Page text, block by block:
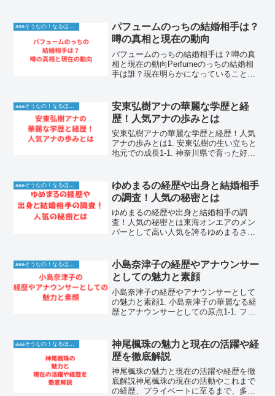
督・佐藤龍雄さん。彼の作品が持つ独特
の世界観や、キャラクタ...
aaaそうなの！なるほど！情報
パフュームのっちの結婚相手は？
噂の真相と現在の動向
パフュームのっちの結婚相手は？噂の真
相と現在の動向Perfumeのっちの結婚相
手は誰？現在明らかになっていること世
一線で活躍してきた「のっち」こと大本
彩乃さん。グ...
安東弘樹アナの華麗な学歴と経
歴！人気アナの歩みとは
安東弘樹アナの華麗な学歴と経歴！人気
アナの歩みとは1. 安東弘樹の生い立ちと
地元での成長1-1. 神奈川県で育った好奇
強く、周囲の出来事に対して常に目を輝
かせていた少年...
ゆめまるの経歴や出身と結婚相手
の調査！人気の秘密とは
ゆめまるの経歴や出身と結婚相手の調
査！人気の秘密とは東海オンエアのメン
バーとして高い人気を誇るゆめまるさ
ファンの心を掴んでいます。グループ内
での役割だけでなく、プライベ...
aaaそうなの！なるほど！情報
小島奈津子の経歴やアナウンサー
としての魅力と素顔
小島奈津子の経歴やアナウンサーとして
の魅力と素顔1. 小島奈津子の華麗なる経
歴とアナウンサーとしての原点1-1. フジ
社し、その清楚で凛とした佇まいと高い
実力で瞬く...
神尾楓珠の魅力と現在の活躍や経
歴を徹底解説
神尾楓珠の魅力と現在の活躍や経歴を徹
底解説神尾楓珠の現在の活動やこれまで
の経歴、プライベートに至るまで、多く